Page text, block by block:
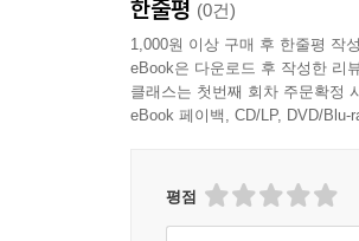
한줄평 (0건)
1,000원 이상 구매 후 한줄평 작
eBook은 다운로드 후 작성한 리
클래스는 첫번째 회차 주문확정
eBook 페이백, CD/LP, DVD/
평점